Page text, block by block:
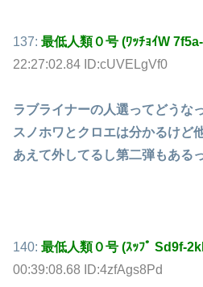
137: 最低人類０号 (ﾜｯﾁｮｲW
22:27:02.84 ID:cUVELgVf0
ラブライナーの人選ってどうな
スノホワとクロエは分かるけど
あえて外してるし第二弾もある
140: 最低人類０号 (ｽｯﾌﾟ Sd9f-
00:39:08.68 ID:4zfAgs8Pd